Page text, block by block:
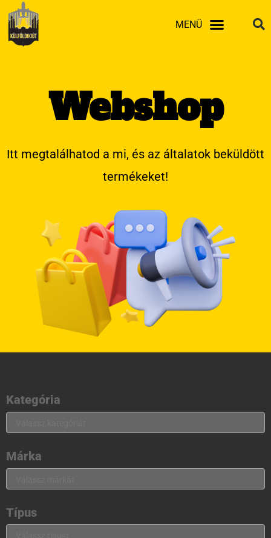
Skip
to
MENÜ
Webshop
Itt megtalálhatod a mi, és az általatok beküldött
termékeket!
Kategória
Márka
Típus